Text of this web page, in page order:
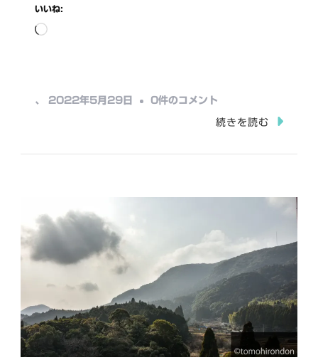
いいね:
読
中…
、 2022年5月29日 大
0件のコメント
続きを読む